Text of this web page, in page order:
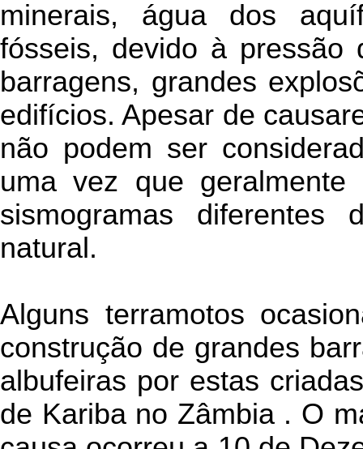
minerais, água dos
fósseis, devido à pressão
barragens, grandes
edifícios. Apesar de
não podem ser
uma vez que
sismogramas diferentes
natural.
Alguns terramotos
construção de grandes
albufeiras por estas
de Kariba no Zâmbia . O